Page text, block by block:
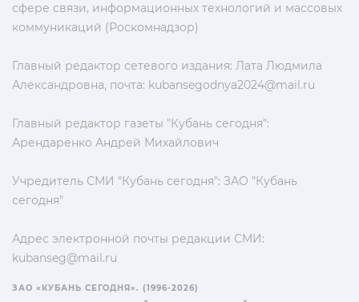
сфере связи, информационных технологий и массовых
коммуникаций (Роскомнадзор)
Главный редактор сетевого издания: Лата Людмила
Александровна, почта: kubansegodnya2024@mail.ru
Главный редактор газеты "Кубань сегодня":
Арендаренко Андрей Михайлович
Учредитель СМИ "Кубань сегодня": ЗАО "Кубань
сегодня"
Адрес электронной почты редакции СМИ:
kubanseg@mail.ru
ЗАО «КУБАНЬ СЕГОДНЯ». (1996-2026)